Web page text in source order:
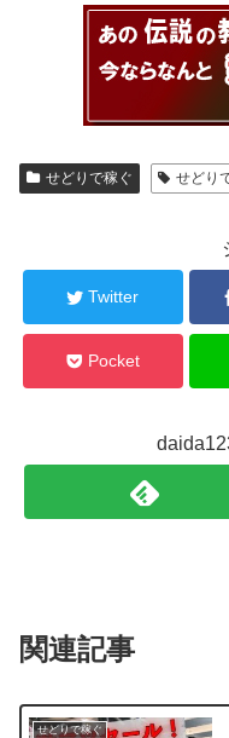
せどりで稼ぐ せどり
Twitter
Pocket
関連記事
せどりで稼ぐ